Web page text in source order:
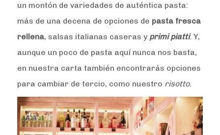
un montón de variedades de auténtica pasta:
más de una decena de opciones de pasta fresca
rellena, salsas italianas caseras y primi piatti. Y,
aunque un poco de pasta aquí nunca nos basta,
en nuestra carta también encontrarás opciones
para cambiar de tercio, como nuestro risotto.